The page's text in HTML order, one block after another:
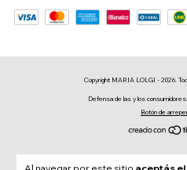
Copyright MARIA LOLGI - 2026.
Defensa de las y los
Botón de